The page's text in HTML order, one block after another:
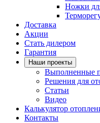
Ножки
Доставка
Акции
Стать дилером
Гарантия
Наши проекты
Выполненные
Решения для
Статьи
Видео
Калькулятор
Контакты